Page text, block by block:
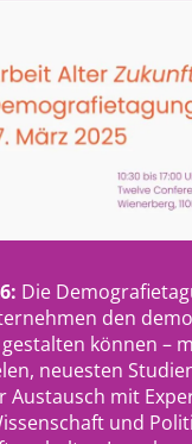
Die
den
können –
neuesten
Austausch mit
und